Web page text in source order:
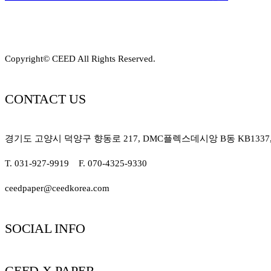
Copyright© CEED All Rights Reserved.
CONTACT US
경기도 고양시 덕양구 향동로 217, DMC플렉스데시앙 B동
T. 031-927-9919 F. 070-4325-9330
ceedpaper@ceedkorea.com
SOCIAL INFO